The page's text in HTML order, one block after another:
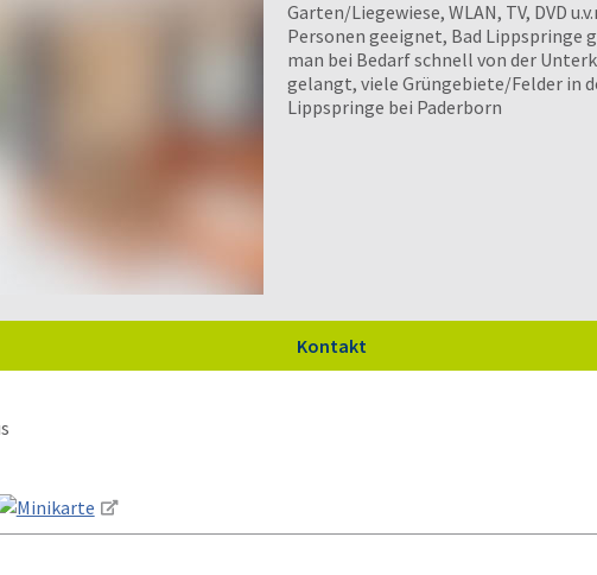
Garten/Liegewiese, WLAN, TV, DVD
Personen geeignet, Bad Lippspringe
man bei Bedarf schnell von der
gelangt, viele Grüngebiete/Felder in
Lippspringe bei Paderborn
Kontakt